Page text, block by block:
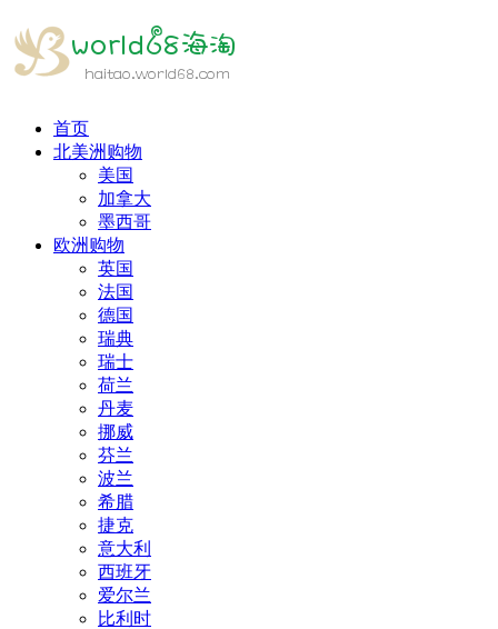
首页
北美洲购物
美国
加拿大
墨西哥
欧洲购物
英国
法国
德国
瑞典
瑞士
荷兰
丹麦
挪威
芬兰
波兰
希腊
捷克
意大利
西班牙
爱尔兰
比利时